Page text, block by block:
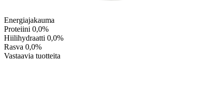
Energiajakauma
Proteiini 0,0%
Hiilihydraatti 0,0%
Rasva 0,0%
Vastaavia tuotteita